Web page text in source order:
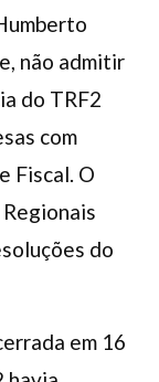
não admitir
do TRF2
com
Fiscal. O
do
em 16